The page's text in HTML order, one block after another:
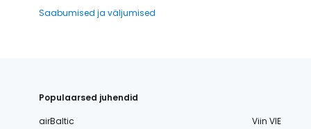
Saabumised ja väljumised
Populaarsed juhendid
airBaltic
Viin VIE